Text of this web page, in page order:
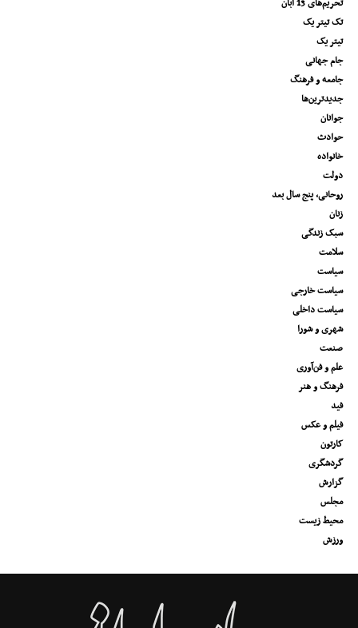
تحریم‌های 13 آبان
تک تیتر یک
تیتر یک
جام جهانی
جامعه و فرهنگ
جدیدترین‌ها
جوانان
حوادث
خانواده
دولت
روحانی، پنج سال بعد
زنان
سبک زندگی
سلامت
سیاست
سیاست خارجی
سیاست داخلی
شهری و شورا
صنعت
علم و فن‌آوری
فرهنگ و هنر
فید
فیلم و عکس
کارتون
گردشگری
گزارش
مجلس
محیط زیست
ورزش